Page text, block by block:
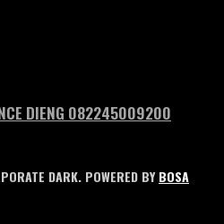
DIENG 082245009200
DARK. POWERED BYBOSA